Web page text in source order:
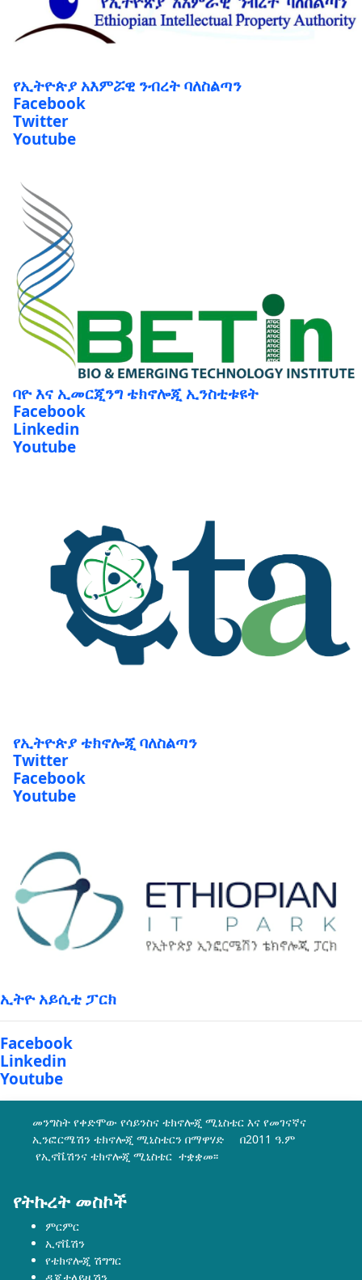
የኢትዮጵያ አእምሯዊ ንብረት ባለስልጣን
Facebook
Twitter
Youtube
ባዮ እና ኢመርጂንግ ቴክኖሎጂ ኢንስቲቱዩት
Facebook
Linkedin
Youtube
የኢትዮጵያ ቴክኖሎጂ ባለስልጣን
Twitter
Facebook
Youtube
ኢትዮ አይሲቲ ፓርክ
Facebook
Linkedin
Youtube
መንግስት የቀድሞው የሳይንስና ቴክኖሎጂ ሚኒስቴር እና የመገናኛና
ኢንፎርሜሽን ቴክኖሎጂ ሚኒስቴርን በማዋሃድ በ2011 ዓ.ም
የኢኖቬሽንና ቴክኖሎጂ ሚኒስቴር ተቋቋመ፡፡
የትኩረት መስኮች
ምርምር
ኢኖቬሽን
የቴክኖሎጂ ሽግግር